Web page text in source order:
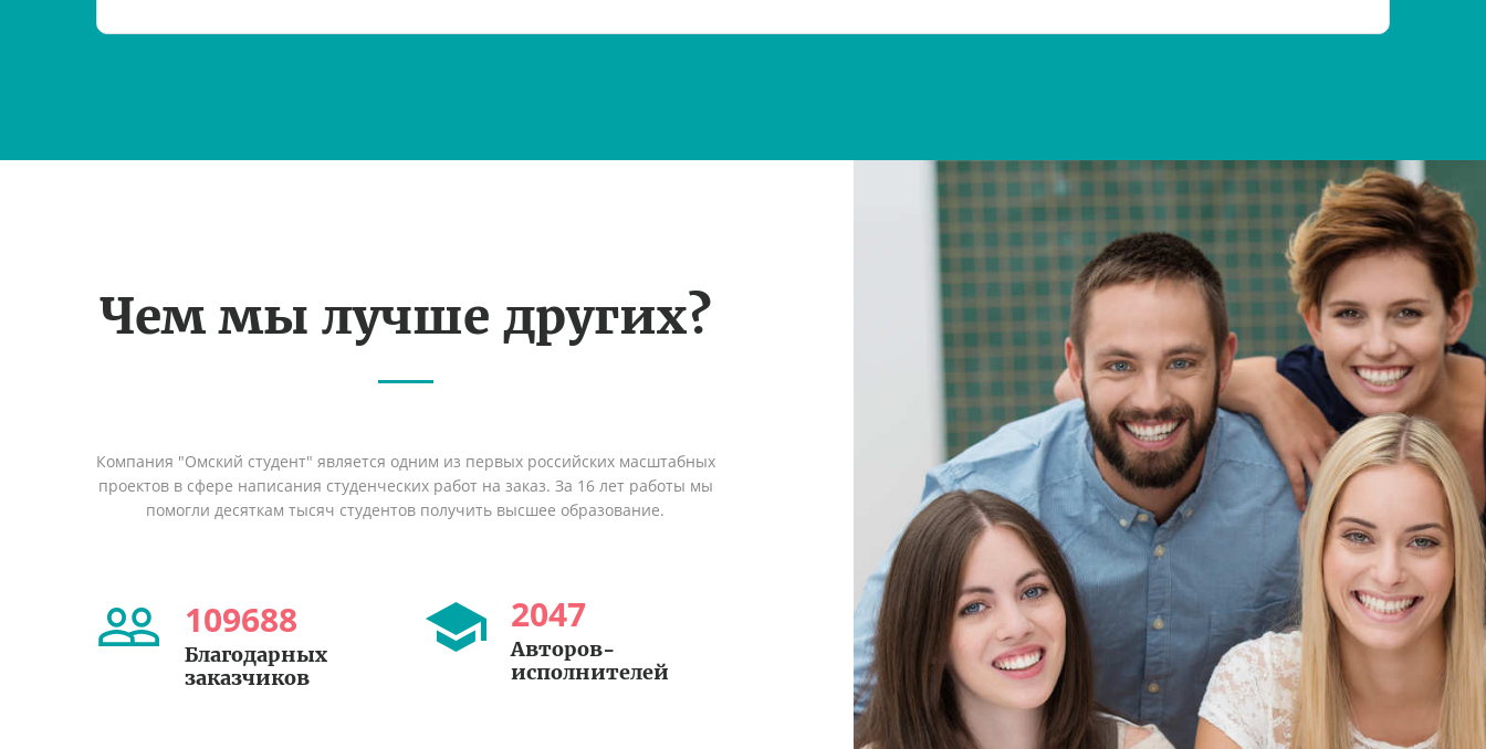
Чем мы лучше других?
Компания "Омский студент" является одним из первых российских масштабных
проектов в сфере написания студенческих работ на заказ. За 16 лет работы мы
помогли десяткам тысяч студентов получить высшее образование.
109688
Благодарных
заказчиков
2047
Авторов-
исполнителей